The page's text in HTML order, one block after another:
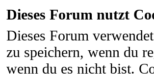
Dieses Forum nutzt
Dieses Forum
zu speichern, wenn du
wenn du es nicht bist.